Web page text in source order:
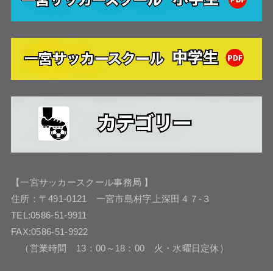
【一宮サッカースクール事務局 】
住所：〒491-0121 一宮市島村字上深田４７-３
TEL:0586-51-9911
FAX:0586-51-9922
（営業時間 13：00～18：00 火・水曜日定休）